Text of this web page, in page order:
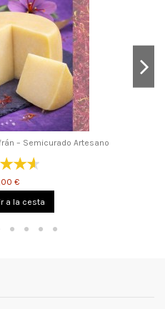
– Semicurado Artesano
€
a la cesta